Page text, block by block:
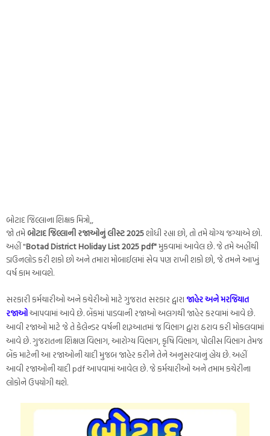
બોટાદ જિલ્લાના શિક્ષક મિત્રો,,
જો તમે બોટાદ જિલ્લાની રજાઓનું લીસ્ટ 2025શોધી રહ્યા છો, તો તમે યોગ્ય જગ્યાએ છો.
અહીં "Botad District Holiday List 2025 pdf"મુકવામાં આવેલ છે. જે તમે અહીંથી
ડાઉનલોડ કરી શકો છો અને તમારા મોબાઈલમાં સેવ પણ રાખી શકો છો, જે તમને આખું
વર્ષ કામ આવશે.
સરકારી કર્મચારીઓ અને કચેરીઓ માટે ગુજરાત સરકાર દ્વારાજાહેર અને મરજિયાત
રજાઓઆપવામાં આવે છે. બેંકમાં પાડવાની રજાઓ અલગથી જાહેર કરવામાં આવે છે.
આવી રજાઓ માટે જે તે કેલેન્ડર વર્ષની શરૂઆતમાં જ વિભાગ દ્વારા ઠરાવ કરી મોકલવામાં
આવે છે. ગુજરાતના શિક્ષણ વિભાગ, આરોગ્ય વિભાગ, કૃષિ વિભાગ, પોલીસ વિભાગ તેમજ
બેંક માટેની આ રજાઓની યાદી મુજબ જાહેર કરીને તેને અનુસરવાનું હોય છે. અહીં
આવી રજાઓની યાદી pdf આપવામાં આવેલ છે. જે કર્મચારીઓ અને તમામ કચેરીના
લોકોને ઉપયોગી થશે.